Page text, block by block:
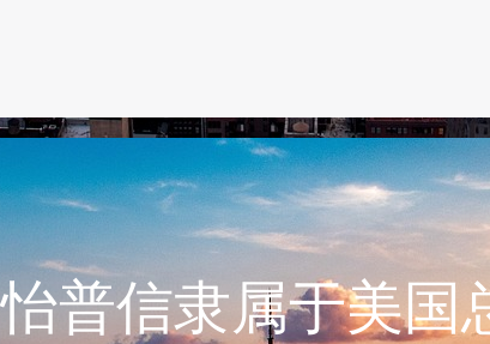
怡普信隶属于美国